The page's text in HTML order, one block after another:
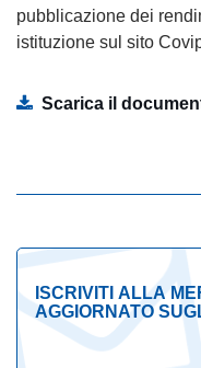
pubblicazione dei
istituzione sul sito
Scarica il
ISCRIVITI ALLA
AGGIORNATO